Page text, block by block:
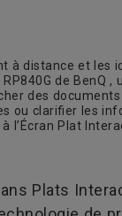
à distance et les
de BenQ ,
des
ou clarifier les
l’Écran Plat
Plats